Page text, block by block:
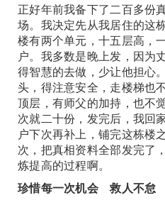
正好年前我备下了二百多份
场。我决定先从我居住的这
楼有两个单元，十五层高，
户。我多数是晚上发，因为
得智慧的去做，少让他担心
头，得注意安全，走楼梯也
顶层，有师父的加持，也不
次就二十份，发完后，我回
户下次再补上，铺完这栋楼
次，把真相资料全部发完了
炼提高的过程啊。
珍惜每一次机会 救人不怠